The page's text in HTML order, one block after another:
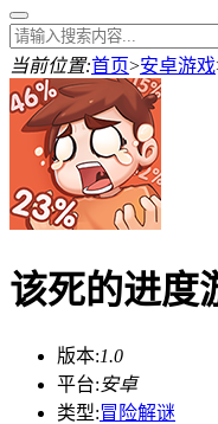
当前位置:首页>安卓游戏
该死的进度
版本:1.0
平台:安卓
类型:冒险解谜